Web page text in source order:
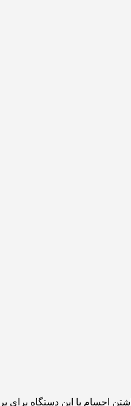
اجسام با این دستگاه